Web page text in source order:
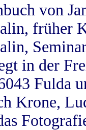
von
früher
in der
Fulda
Krone,